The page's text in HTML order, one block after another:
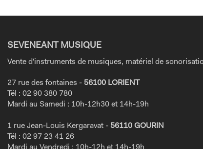
SEVENEANT MUSIQUE
Vente d'instruments de musiques, matériel de
27 rue des fontaines - 56100 LORIENT
Tél : 02 90 380 780
Mardi au Samedi : 10h-12h30 et 14h-19h
1 rue Jean-Louis Kergaravat - 56110 GOURIN
Tél : 02 97 23 41 26
Mardi au Vendredi : 10h-12h et 14h-19h